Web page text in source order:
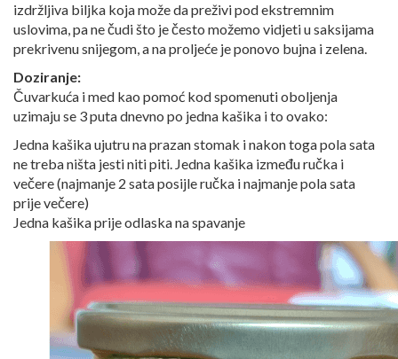
izdržljiva biljka koja može da preživi pod ekstremnim
uslovima, pa ne čudi što je često možemo vidjeti u saksijama
prekrivenu snijegom, a na proljeće je ponovo bujna i zelena.
Doziranje:
Čuvarkuća i med kao pomoć kod spomenuti oboljenja
uzimaju se 3 puta dnevno po jedna kašika i to ovako:
Jedna kašika ujutru na prazan stomak i nakon toga pola sata
ne treba ništa jesti niti piti. Jedna kašika između ručka i
večere (najmanje 2 sata posijle ručka i najmanje pola sata
prije večere)
Jedna kašika prije odlaska na spavanje